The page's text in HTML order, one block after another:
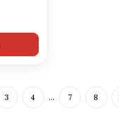
3 4 … 7 8